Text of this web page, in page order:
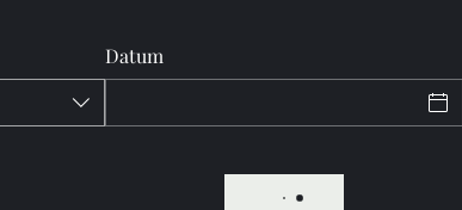
Datum